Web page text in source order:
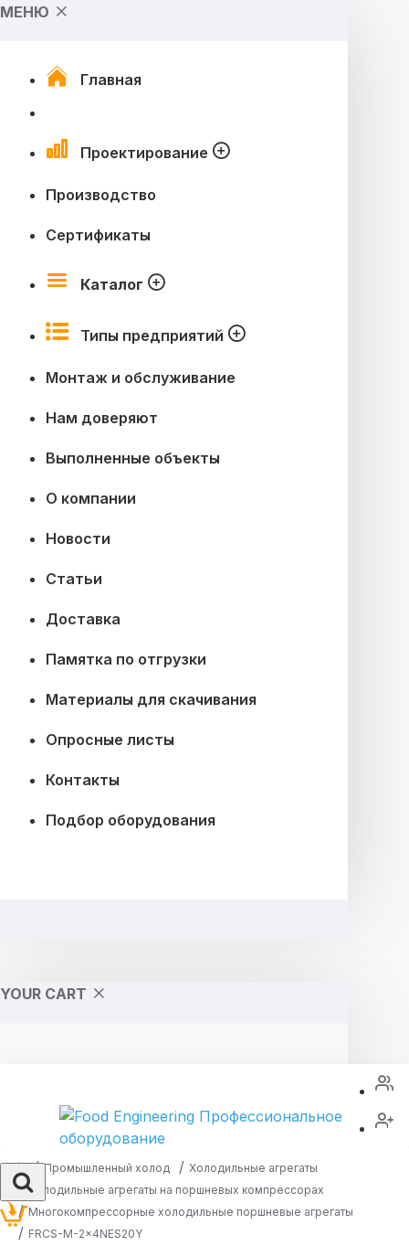
МЕНЮ
Главная
Проектирование
Производство
Сертификаты
Каталог
Типы предприятий
Монтаж и обслуживание
Нам доверяют
Выполненные объекты
О компании
Новости
Статьи
Доставка
Памятка по отгрузки
Материалы для скачивания
Опросные листы
Контакты
Подбор оборудования
YOUR CART
Промышленный холод
Холодильные агрегаты
Холодильные агрегаты на поршневых компрессорах
Многокомпрессорные холодильные поршневые агрегаты
FRCS-M-2x4NES20Y